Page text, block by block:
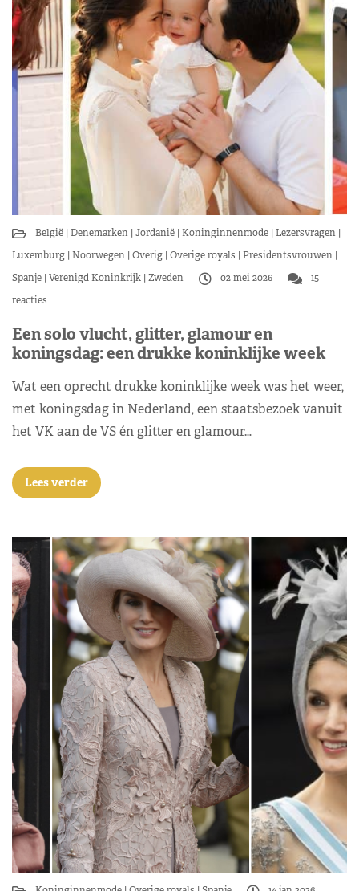
België Denemarken Jordanië Koninginnenmode Lezersvragen
Luxemburg Noorwegen Overig Overige royals
Presidentsvrouwen
Spanje Verenigd Koninkrijk Zweden 02 mei 2026
15
reacties
Een solo vlucht, glitter, glamour en
koningsdag: een drukke koninklijke week
Wat een oprecht drukke koninklijke week was het weer,
met koningsdag in Nederland, een staatsbezoek vanuit
het VK aan de VS én glitter en glamour…
Lees verder